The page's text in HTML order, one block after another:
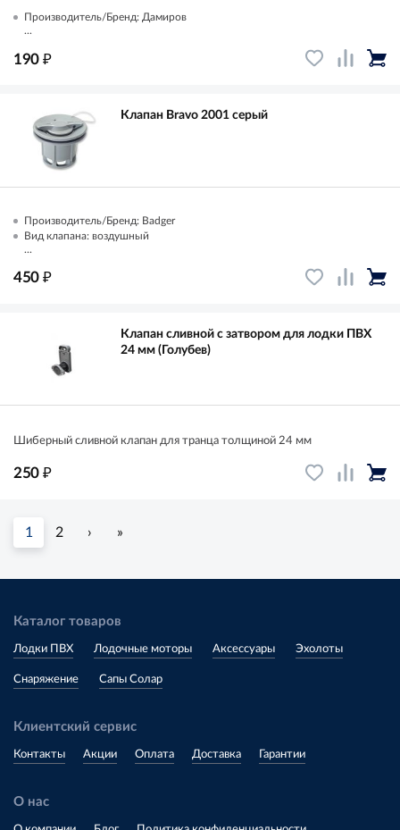
Производитель/Бренд: Дамиров
...
190 ₽
Клапан Bravo 2001 серый
Производитель/Бренд: Badger
Вид клапана: воздушный
...
450 ₽
Клапан сливной с затвором для лодки ПВХ
24 мм (Голубев)
Шиберный сливной клапан для транца толщиной 24 мм
250 ₽
1 2 › »
Каталог товаров
Лодки ПВХ Лодочные моторы Аксессуары Эхолоты
Снаряжение Сапы Солар
Клиентский сервис
Контакты Акции Оплата Доставка Гарантии
О нас